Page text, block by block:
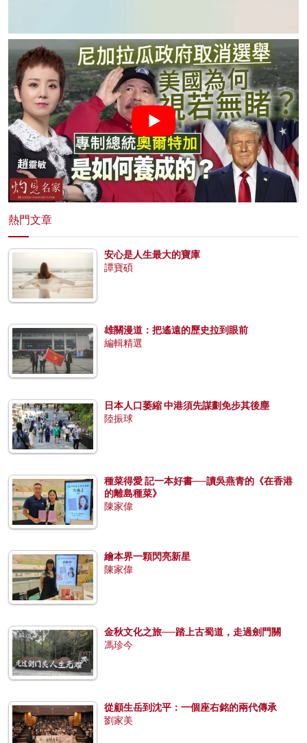
熱門文章
安心是人生最大的寶庫
譚寶碩
雄關漫道：把遙遠的歷史拉到眼前
編輯精選
日本人口萎縮 中港須先謀劃免步其後塵
陸振球
種菜得愛 記一本好書──讀吳燕青的《在香港
的離島種菜》
陳家偉
繪本界一顆閃亮新星
陳家偉
金秋文化之旅──踏上古蜀道，走過劍門關
馮珍今
從顧生岳到沈平：一個座右銘的兩代傳承
劉家美